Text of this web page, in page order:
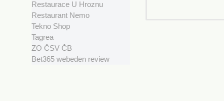
Restaurace U Hroznu
Restaurant Nemo
Tekno Shop
Tagrea
ZO ČSV ČB
Bet365 webeden review